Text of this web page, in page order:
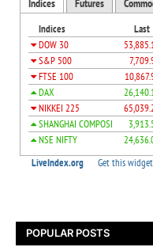
POPULAR POSTS